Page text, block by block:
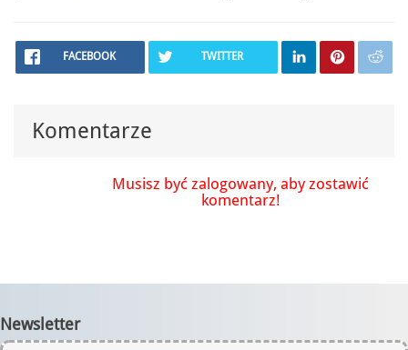
FACEBOOK TWITTER
Komentarze
Musisz być zalogowany, aby zostawić
komentarz!
Newsletter